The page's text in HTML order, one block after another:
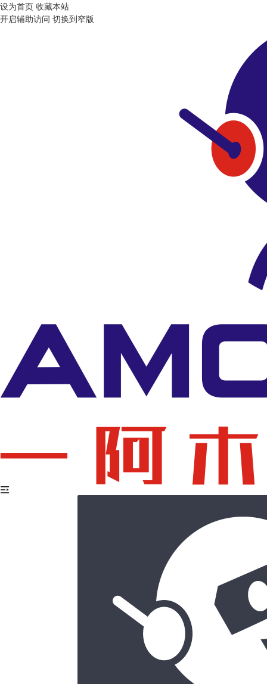
设为首页 收藏本站
开启辅助访问 切换到窄版